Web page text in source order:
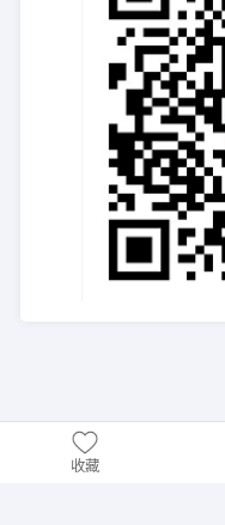
收藏